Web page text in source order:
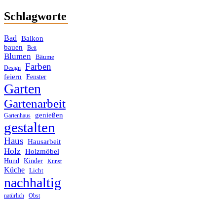
Schlagworte
Bad
Balkon
bauen
Bett
Blumen Bäume
Design Farben
feiern Fenster
Garten
Gartenarbeit
Gartenhaus genießen
gestalten
Haus Hausarbeit
Holz Holzmöbel
Hund Kinder Kunst
Küche Licht
nachhaltig
natürlich Obst